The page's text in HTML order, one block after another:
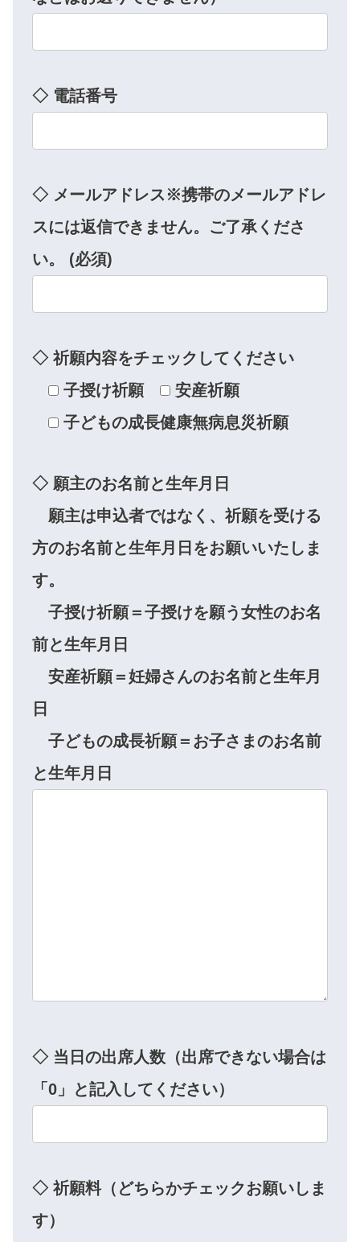
◇ 電話番号
◇ メールアドレス​※携帯のメールアドレ
スには返信できません。ご了承くださ
い。 (必須)
◇ 祈願内容をチェックしてください
子授け祈願
安産祈願
子どもの成長健康無病息災祈願
◇ 願主のお名前と生年月日
願主は申込者ではなく、祈願を受ける
方のお名前と生年月日をお願いいたしま
す。
子授け祈願＝子授けを願う女性のお名
前と生年月日
安産祈願＝妊婦さんのお名前と生年月
日
子どもの成長祈願＝お子さまのお名前
と生年月日
◇ 当日の出席人数（出席できない場合は
「0」と記入してください）
◇ 祈願料（どちらかチェックお願いしま
す）